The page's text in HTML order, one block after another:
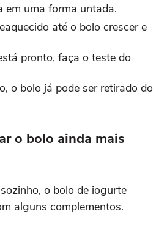
em uma forma untada.
até o bolo crescer e
pronto, faça o teste do
o bolo já pode ser retirado do
o bolo ainda mais
o bolo de iogurte
alguns complementos.